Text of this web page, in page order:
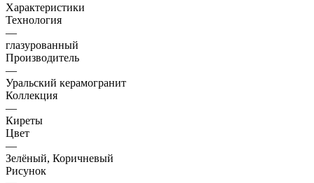
Характеристики
Технология
—
глазурованный
Производитель
—
Уральский керамогранит
Коллекция
—
Киреты
Цвет
—
Зелёный, Коричневый
Рисунок